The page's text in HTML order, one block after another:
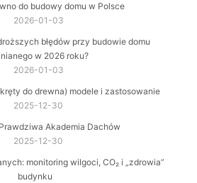
do budowy domu w Polsce
2026-01-03
błędów przy budowie domu
w 2026 roku?
2026-01-03
do drewna) modele i zastosowanie
2025-12-30
Akademia Dachów
2025-12-30
monitoring wilgoci, CO₂ i „zdrowia”
budynku